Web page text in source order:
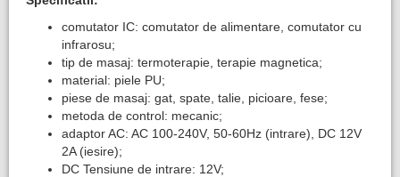
comutator IC: comutator de alimentare, comutator cu
infrarosu;
tip de masaj: termoterapie, terapie magnetica;
material: piele PU;
piese de masaj: gat, spate, talie, picioare, fese;
metoda de control: mecanic;
adaptor AC: AC 100-240V, 50-60Hz (intrare), DC 12V
2A (iesire);
DC Tensiune de intrare: 12V;